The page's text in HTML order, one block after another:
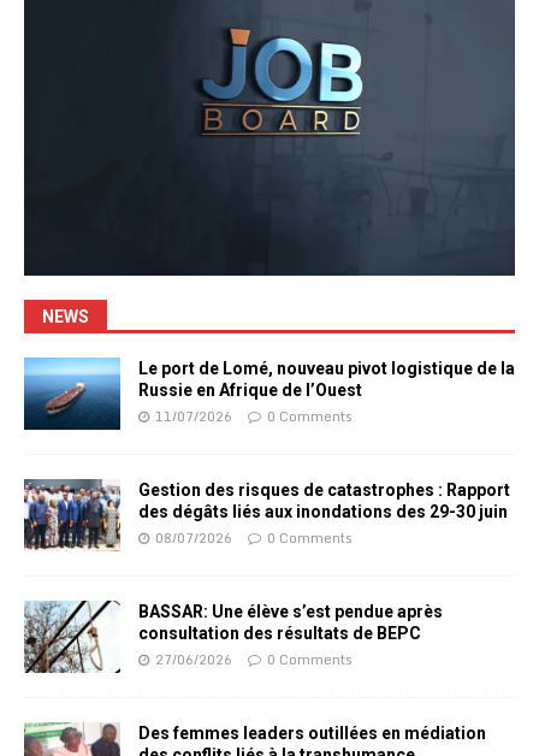
NEWS
Le port de Lomé, nouveau pivot logistique de la
Russie en Afrique de l’Ouest
11/07/2026 0 Comments
Gestion des risques de catastrophes : Rapport
des dégâts liés aux inondations des 29-30 juin
08/07/2026 0 Comments
BASSAR: Une élève s’est pendue après
consultation des résultats de BEPC
27/06/2026 0 Comments
Des femmes leaders outillées en médiation